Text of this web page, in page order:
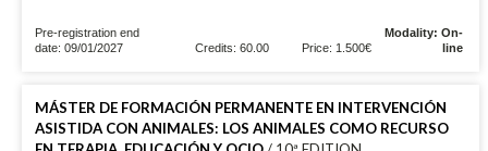
Pre-registration end
date: 09/01/2027
Credits: 60.00 Price: 1.500€
Modality: On-
line
MÁSTER DE FORMACIÓN PERMANENTE EN INTERVENCIÓN
ASISTIDA CON ANIMALES: LOS ANIMALES COMO RECURSO